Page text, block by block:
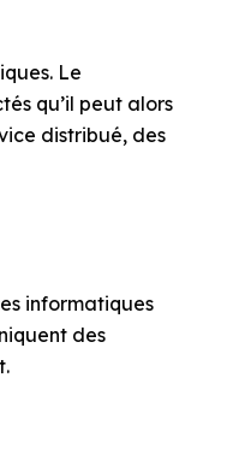
Le
qu’il peut alors
distribué, des
informatiques
des